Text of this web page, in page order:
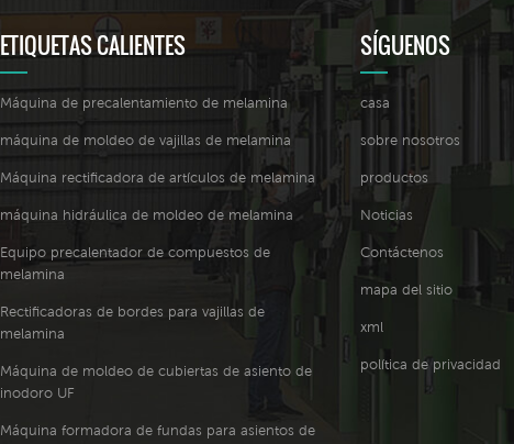
ETIQUETAS CALIENTES
Máquina de precalentamiento de melamina
máquina de moldeo de vajillas de melamina
Máquina rectificadora de artículos de melamina
máquina hidráulica de moldeo de melamina
Equipo precalentador de compuestos de
melamina
Rectificadoras de bordes para vajillas de
melamina
Máquina de moldeo de cubiertas de asiento de
inodoro UF
Máquina formadora de fundas para asientos de
SÍGUENOS
casa
sobre nosotros
productos
Noticias
Contáctenos
mapa del sitio
xml
política de privacidad